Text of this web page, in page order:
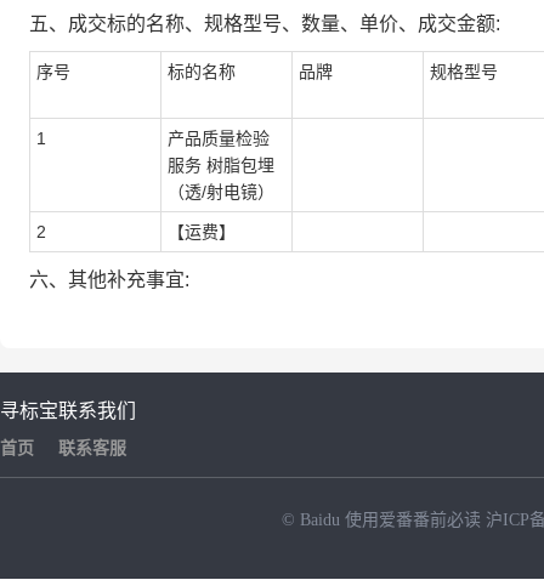
五、成交标的名称、规格型号、数量、单价、成交金额:
序号 标的名称 品牌 规格型号
1
产品质量检验
服务 树脂包埋
（透/射电镜）
2 【运费】
六、其他补充事宜:
寻标宝
首页
联系我们
联系客服
© Baidu 使用爱番番前必读 沪ICP